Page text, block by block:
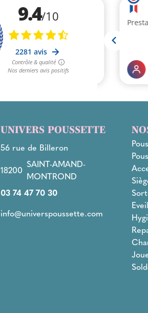
UNIVERS POUSSETTE
56 rue de Billeron
18200
SAINT-AMAND-
MONTROND
03 74 47 70 30
info@universpoussette.com
Eveil